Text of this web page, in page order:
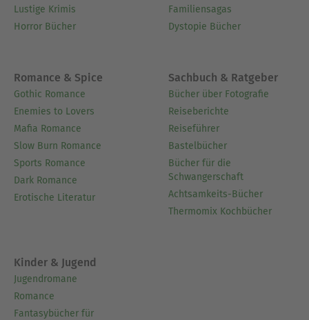
Lustige Krimis
Horror Bücher
Familiensagas
Dystopie Bücher
Romance & Spice
Gothic Romance
Enemies to Lovers
Mafia Romance
Slow Burn Romance
Sports Romance
Dark Romance
Erotische Literatur
Sachbuch & Ratgeber
Bücher über Fotografie
Reiseberichte
Reiseführer
Bastelbücher
Bücher für die
Schwangerschaft
Achtsamkeits-Bücher
Thermomix Kochbücher
Kinder & Jugend
Jugendromane
Romance
Fantasybücher für